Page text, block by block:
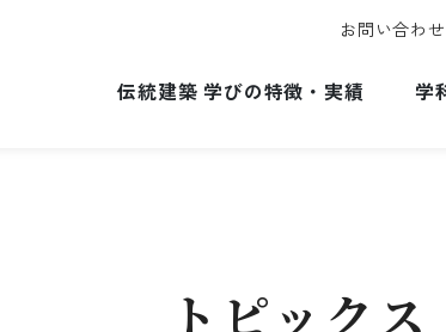
お問い合わ
伝統建築 学びの特徴・実績 学
トピックス